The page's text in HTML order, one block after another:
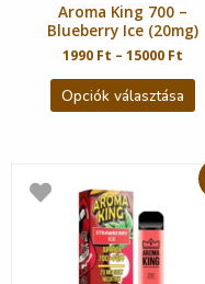
Aroma King 700 –
Blueberry Ice (20mg)
1990 Ft – 15000 Ft
Opciók választása